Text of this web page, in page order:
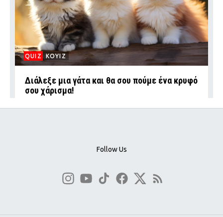
QUIZ ΚΟΥΙΖ
Διάλεξε μια γάτα και θα σου πούμε ένα κρυφό
σου χάρισμα!
Follow Us